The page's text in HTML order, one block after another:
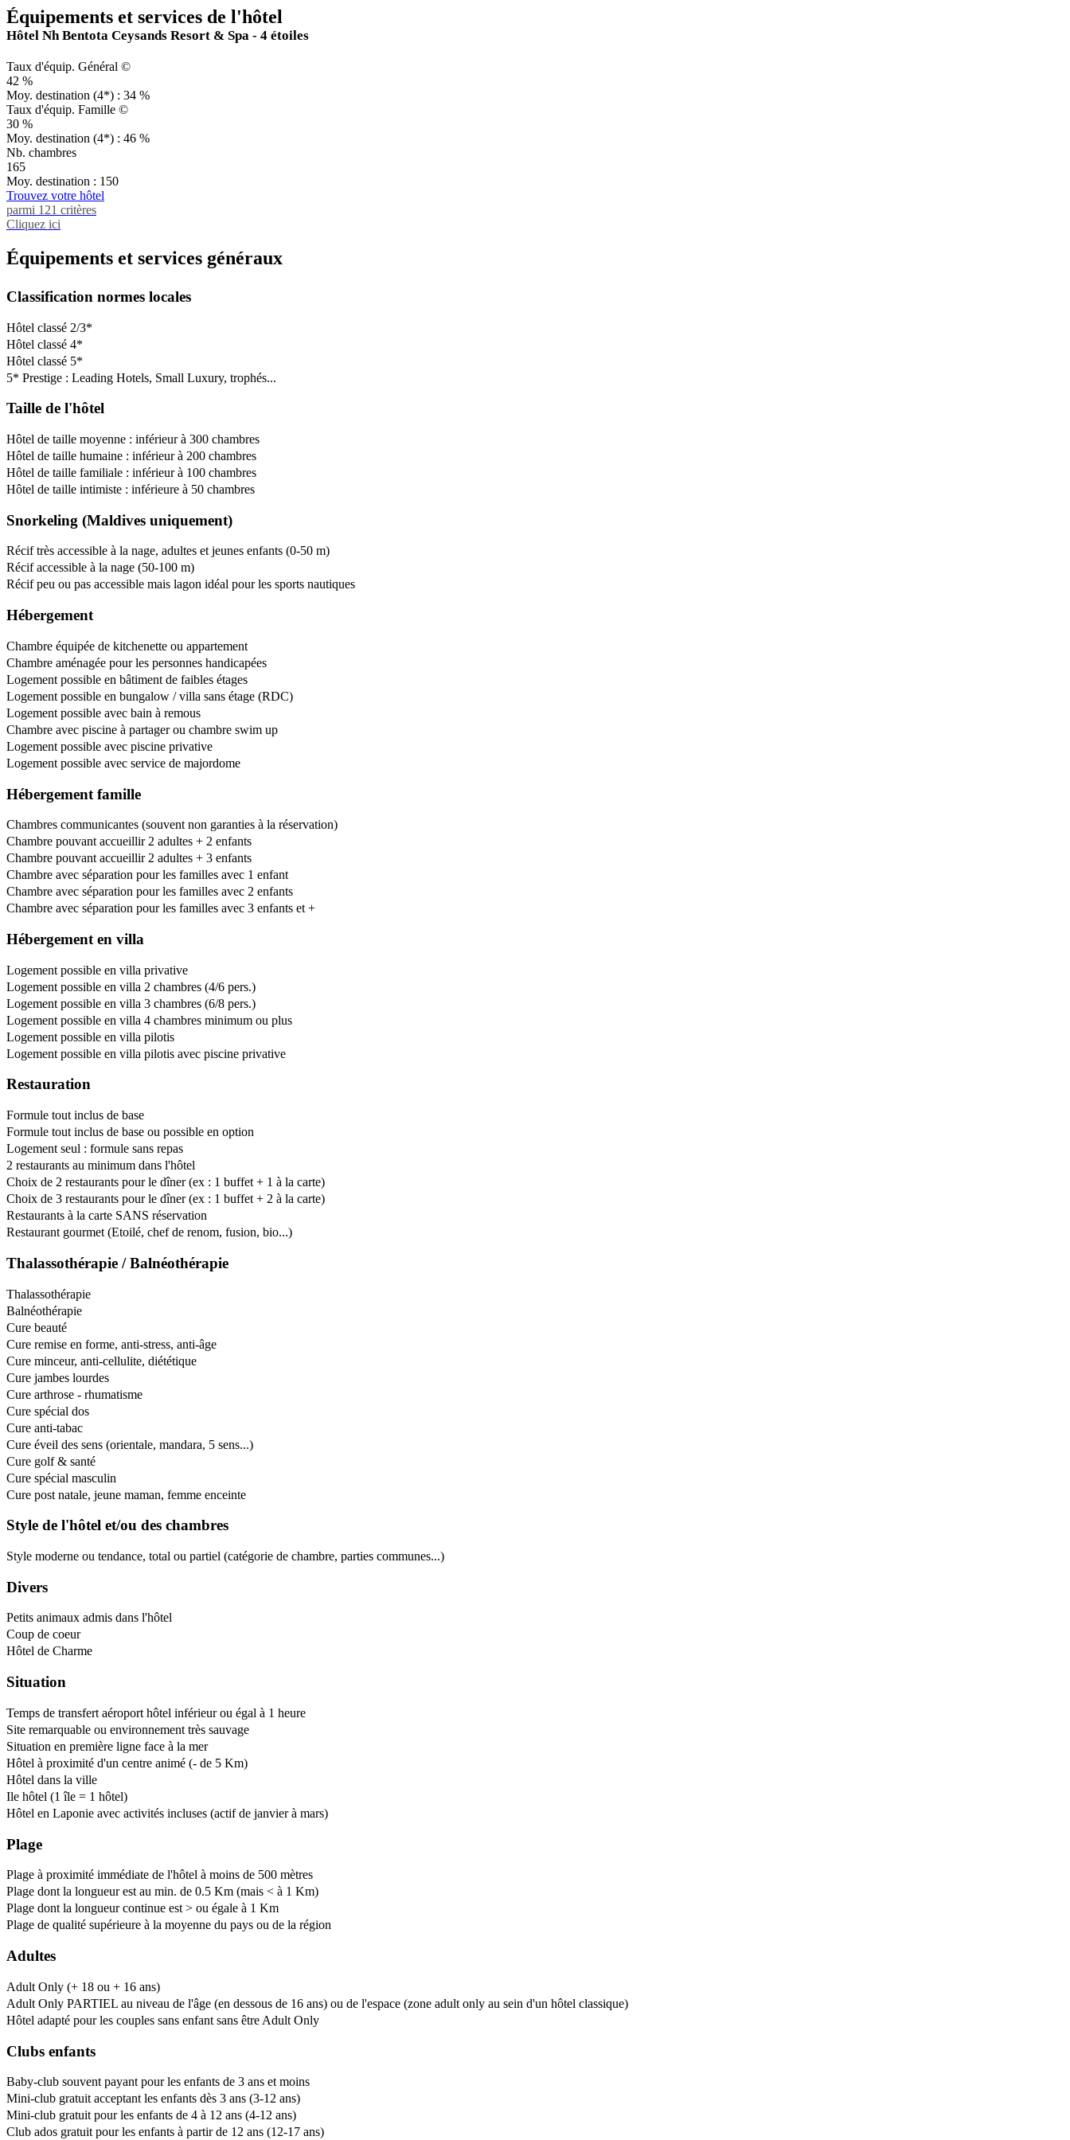
Équipements et services de l'hôtel
Hôtel Nh Bentota Ceysands Resort & Spa - 4 étoiles
Taux d'équip. Général ©
42 %
Moy. destination (4*) : 34 %
Taux d'équip. Famille ©
30 %
Moy. destination (4*) : 46 %
Nb. chambres
165
Moy. destination : 150
Trouvez votre hôtel
parmi 121 critères
Cliquez ici
Équipements et services généraux
Classification normes locales
Hôtel classé 2/3*
Hôtel classé 4*
Hôtel classé 5*
5* Prestige : Leading Hotels, Small Luxury, trophés...
Taille de l'hôtel
Hôtel de taille moyenne : inférieur à 300 chambres
Hôtel de taille humaine : inférieur à 200 chambres
Hôtel de taille familiale : inférieur à 100 chambres
Hôtel de taille intimiste : inférieure à 50 chambres
Snorkeling (Maldives uniquement)
Récif très accessible à la nage, adultes et jeunes enfants (0-50 m)
Récif accessible à la nage (50-100 m)
Récif peu ou pas accessible mais lagon idéal pour les sports nautiques
Hébergement
Chambre équipée de kitchenette ou appartement
Chambre aménagée pour les personnes handicapées
Logement possible en bâtiment de faibles étages
Logement possible en bungalow / villa sans étage (RDC)
Logement possible avec bain à remous
Chambre avec piscine à partager ou chambre swim up
Logement possible avec piscine privative
Logement possible avec service de majordome
Hébergement famille
Chambres communicantes (souvent non garanties à la réservation)
Chambre pouvant accueillir 2 adultes + 2 enfants
Chambre pouvant accueillir 2 adultes + 3 enfants
Chambre avec séparation pour les familles avec 1 enfant
Chambre avec séparation pour les familles avec 2 enfants
Chambre avec séparation pour les familles avec 3 enfants et +
Hébergement en villa
Logement possible en villa privative
Logement possible en villa 2 chambres (4/6 pers.)
Logement possible en villa 3 chambres (6/8 pers.)
Logement possible en villa 4 chambres minimum ou plus
Logement possible en villa pilotis
Logement possible en villa pilotis avec piscine privative
Restauration
Formule tout inclus de base
Formule tout inclus de base ou possible en option
Logement seul : formule sans repas
2 restaurants au minimum dans l'hôtel
Choix de 2 restaurants pour le dîner (ex : 1 buffet + 1 à la carte)
Choix de 3 restaurants pour le dîner (ex : 1 buffet + 2 à la carte)
Restaurants à la carte SANS réservation
Restaurant gourmet (Etoilé, chef de renom, fusion, bio...)
Thalassothérapie / Balnéothérapie
Thalassothérapie
Balnéothérapie
Cure beauté
Cure remise en forme, anti-stress, anti-âge
Cure minceur, anti-cellulite, diététique
Cure jambes lourdes
Cure arthrose - rhumatisme
Cure spécial dos
Cure anti-tabac
Cure éveil des sens (orientale, mandara, 5 sens...)
Cure golf & santé
Cure spécial masculin
Cure post natale, jeune maman, femme enceinte
Style de l'hôtel et/ou des chambres
Style moderne ou tendance, total ou partiel (catégorie de chambre, parties communes...)
Divers
Petits animaux admis dans l'hôtel
Coup de coeur
Hôtel de Charme
Situation
Temps de transfert aéroport hôtel inférieur ou égal à 1 heure
Site remarquable ou environnement très sauvage
Situation en première ligne face à la mer
Hôtel à proximité d'un centre animé (- de 5 Km)
Hôtel dans la ville
Ile hôtel (1 île = 1 hôtel)
Hôtel en Laponie avec activités incluses (actif de janvier à mars)
Plage
Plage à proximité immédiate de l'hôtel à moins de 500 mètres
Plage dont la longueur est au min. de 0.5 Km (mais < à 1 Km)
Plage dont la longueur continue est > ou égale à 1 Km
Plage de qualité supérieure à la moyenne du pays ou de la région
Adultes
Adult Only (+ 18 ou + 16 ans)
Adult Only PARTIEL au niveau de l'âge (en dessous de 16 ans) ou de l'espace (zone adult only au sein d'un hôtel classique)
Hôtel adapté pour les couples sans enfant sans être Adult Only
Clubs enfants
Baby-club souvent payant pour les enfants de 3 ans et moins
Mini-club gratuit acceptant les enfants dès 3 ans (3-12 ans)
Mini-club gratuit pour les enfants de 4 à 12 ans (4-12 ans)
Club ados gratuit pour les enfants à partir de 12 ans (12-17 ans)